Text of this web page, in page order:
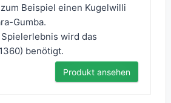
Beispiel einen Kugelwilli
Gumba.
wird das
benötigt.
Produkt ansehen